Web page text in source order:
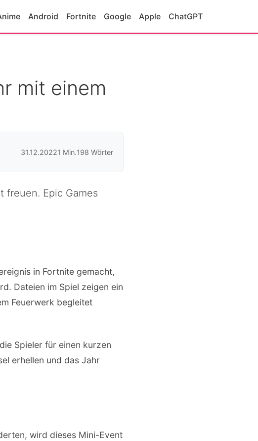
Android Fortnite Google Apple ChatGPT
mit einem
31.12.20221 Min.198 Wörter
freuen. Epic Games
in Fortnite gemacht,
Dateien im Spiel zeigen ein
Feuerwerk begleitet
Spieler für einen kurzen
erhellen und das Jahr
wird dieses Mini-Event